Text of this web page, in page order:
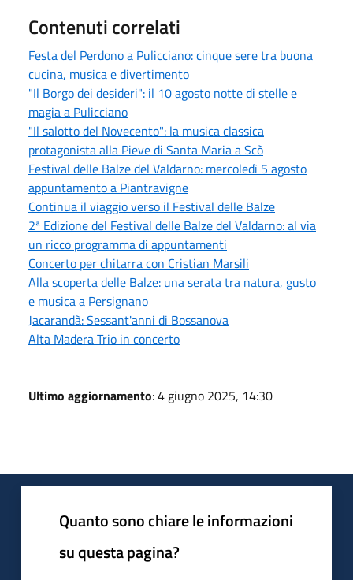
Contenuti correlati
Festa del Perdono a Pulicciano: cinque sere tra buona
cucina, musica e divertimento
"Il Borgo dei desideri": il 10 agosto notte di stelle e
magia a Pulicciano
"Il salotto del Novecento": la musica classica
protagonista alla Pieve di Santa Maria a Scò
Festival delle Balze del Valdarno: mercoledì 5 agosto
appuntamento a Piantravigne
Continua il viaggio verso il Festival delle Balze
2ª Edizione del Festival delle Balze del Valdarno: al via
un ricco programma di appuntamenti
Concerto per chitarra con Cristian Marsili
Alla scoperta delle Balze: una serata tra natura, gusto
e musica a Persignano
Jacarandà: Sessant'anni di Bossanova
Alta Madera Trio in concerto
Ultimo aggiornamento: 4 giugno 2025, 14:30
Quanto sono chiare le informazioni
su questa pagina?